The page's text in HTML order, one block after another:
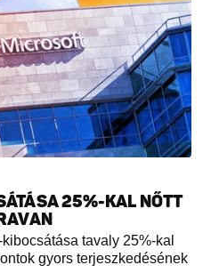
25%-KAL NŐTT
tavaly 25%-kal
gyors terjeszkedésének